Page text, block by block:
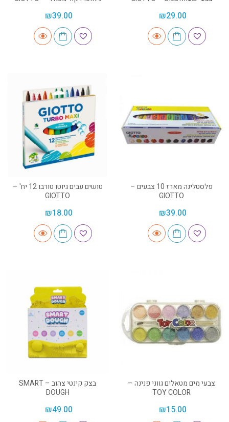
₪29.00
₪39.00
פלסטלינה מארז 10 צבעים –
GIOTTO
₪39.00
טושים עבים גיוטו טורבו 12 יח' –
GIOTTO
₪18.00
צבעי מים מטאלים גווני פנינה –
TOY COLOR
₪15.00
בצק קינטי צהוב – SMART
DOUGH
₪49.00